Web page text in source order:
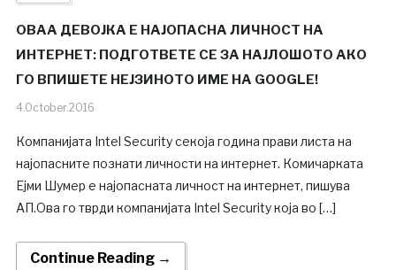
ОВАА ДЕВОЈКА Е НАЈОПАСНА ЛИЧНОСТ НА
ИНТЕРНЕТ: ПОДГОТВЕТЕ СЕ ЗА НАЈЛОШОТО АКО
ГО ВПИШЕТЕ НЕЈЗИНОТО ИМЕ НА GOOGLE!
4.October.2016
Компанијата Intel Security секоја година прави листа на
најопасните познати личности на интернет. Комичарката
Ејми Шумер е најопасната личност на интернет, пишува
АП.Ова го тврди компанијата Intel Security која во […]
Continue Reading →